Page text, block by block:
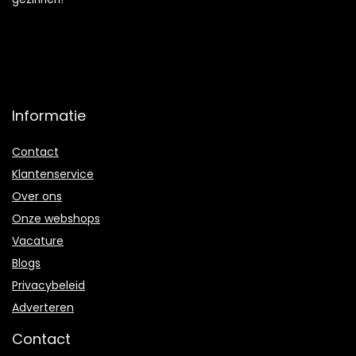
Informatie
Contact
Klantenservice
Over ons
Onze webshops
Vacature
Blogs
Privacybeleid
Adverteren
Contact